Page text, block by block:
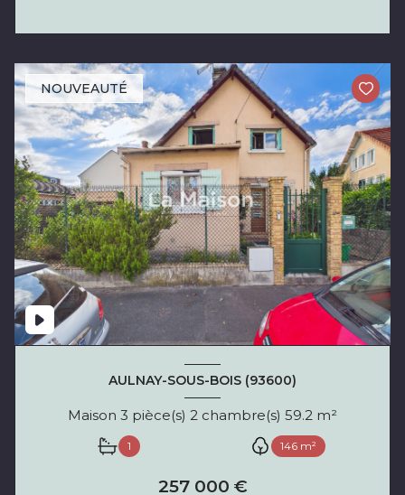
NOUVEAUTÉ
AULNAY-SOUS-BOIS (93600)
Maison 3 pièce(s) 2 chambre(s) 59.2 m²
1 146 m²
257 000 €